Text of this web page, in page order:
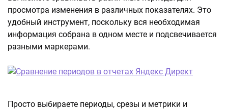
просмотра изменения в различных показателях. Это
удобный инструмент, поскольку вся необходимая
информация собрана в одном месте и подсвечивается
разными маркерами.
Просто выбираете периоды, срезы и метрики и